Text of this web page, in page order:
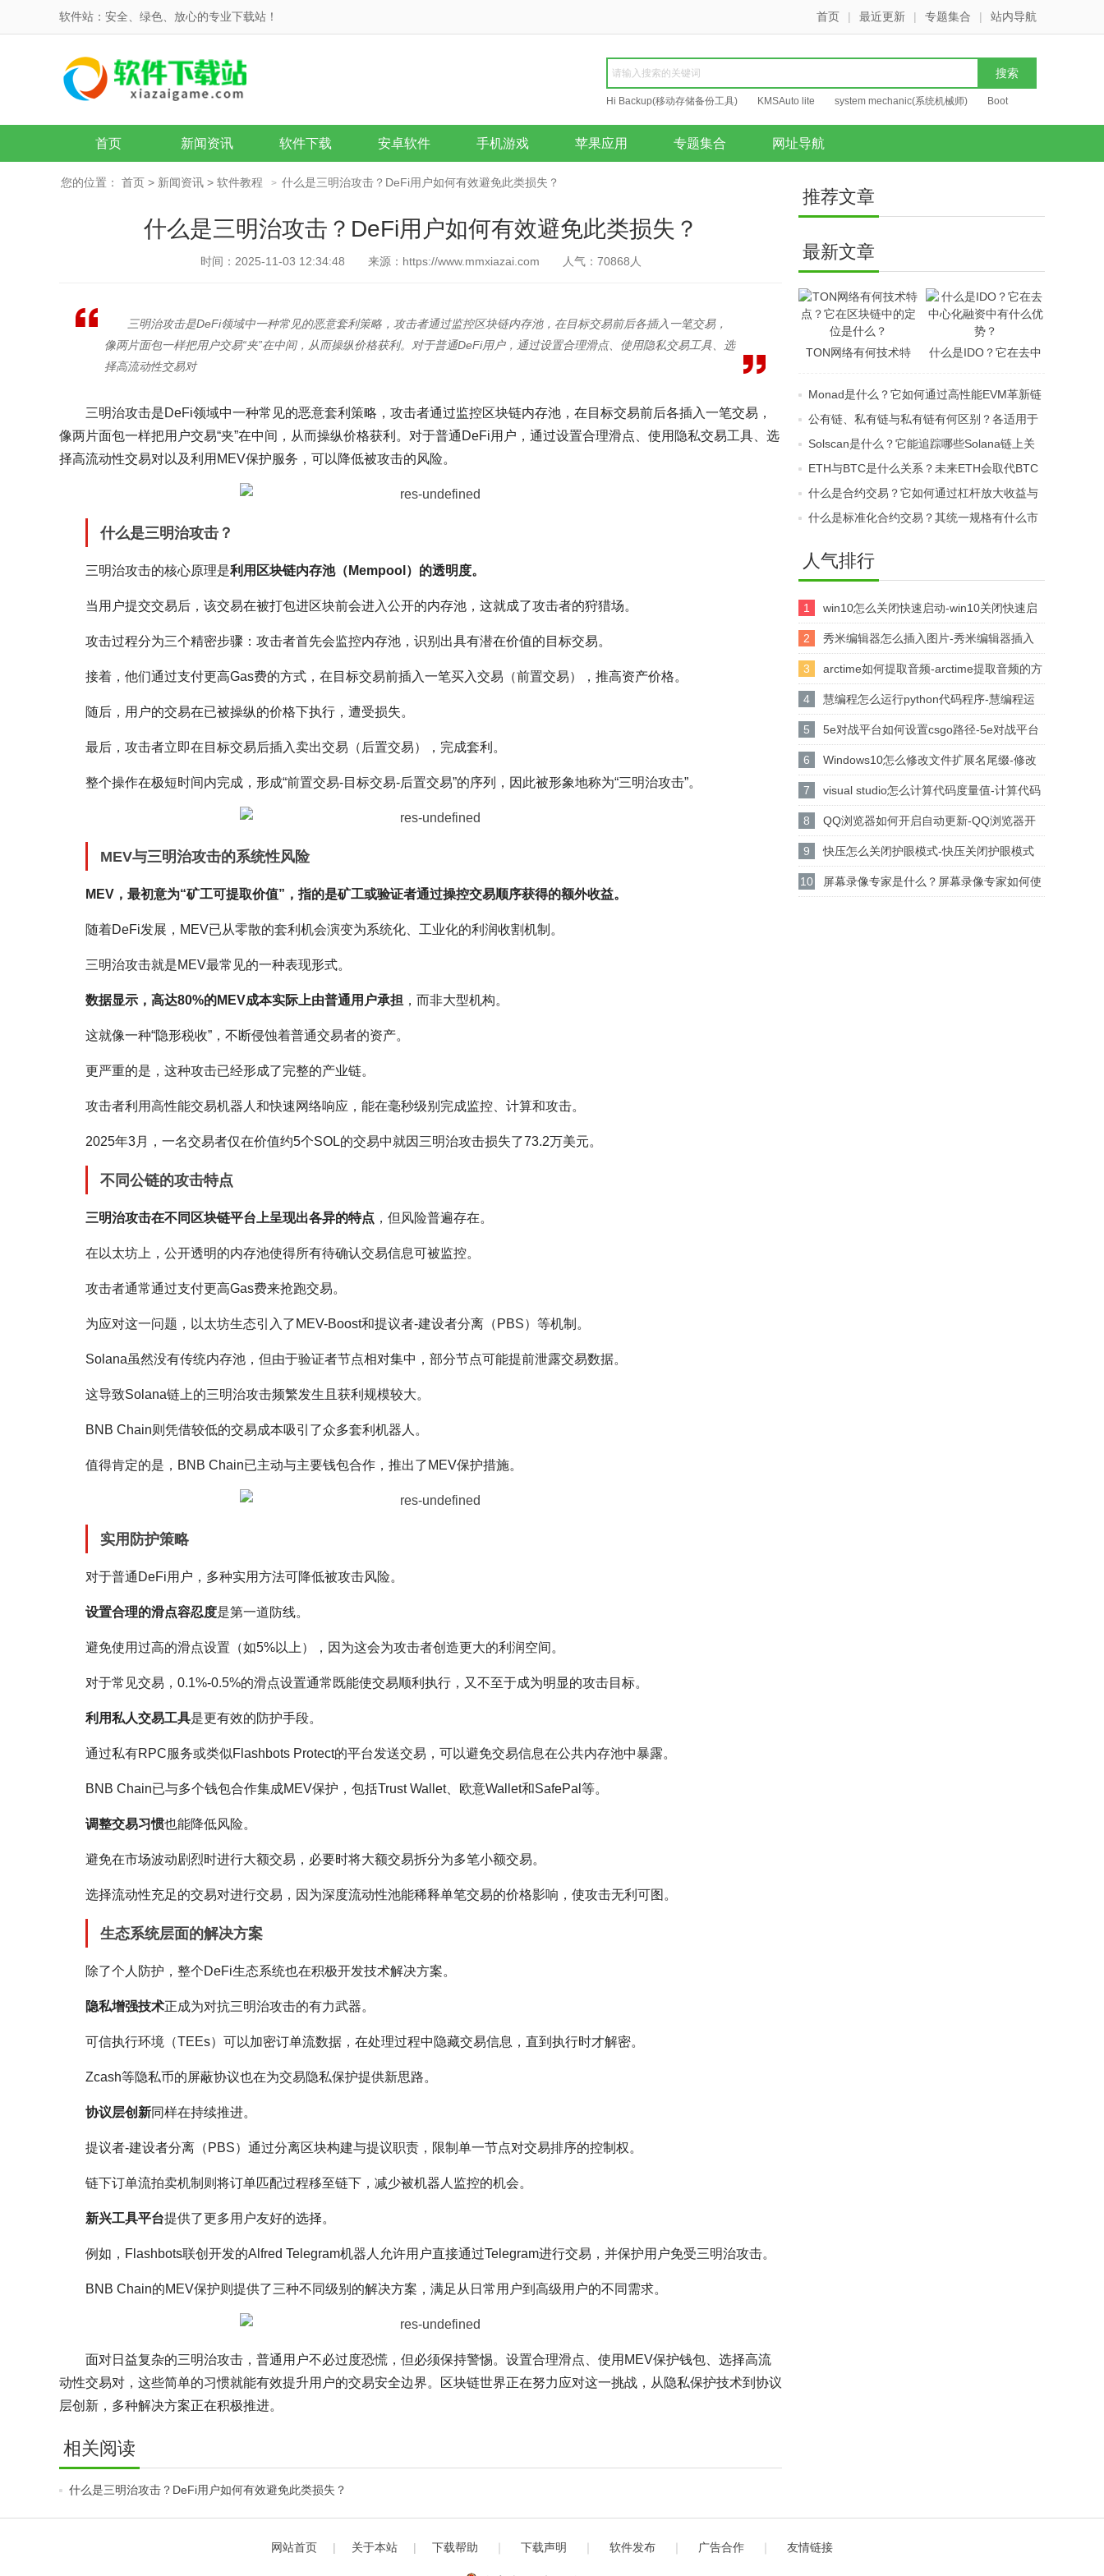
软件站：安全、绿色、放心的专业下载站！ 首页 | 最近更新 | 专题集合 | 站内导航
Hi Backup(移动存储备份工具) KMSAuto lite system mechanic(系统机械师) Boot
Repair
首页 新闻资讯 软件下载 安卓软件 手机游戏 苹果应用 专题集合 网址导航
您的位置： 首页 > 新闻资讯 > 软件教程 > 什么是三明治攻击？DeFi用户如何有效避免此类损失？
什么是三明治攻击？DeFi用户如何有效避免此类损失？
时间：2025-11-03 12:34:48 来源：https://www.mmxiazai.com 人气： 70868 人
三明治攻击是DeFi领域中一种常见的恶意套利策略，攻击者通过监控区块链内存池，在目标交易前后各插入一笔交易，
像两片面包一样把用户交易“夹”在中间，从而操纵价格获利。对于普通DeFi用户，通过设置合理滑点、使用隐私交易工具、选
择高流动性交易对
三明治攻击是DeFi领域中一种常见的恶意套利策略，攻击者通过监控区块链内存池，在目标交易前后各插入一笔交易，
像两片面包一样把用户交易“夹”在中间，从而操纵价格获利。对于普通DeFi用户，通过设置合理滑点、使用隐私交易工具、选
择高流动性交易对以及利用MEV保护服务，可以降低被攻击的风险。
什么是三明治攻击？
三明治攻击的核心原理是利用区块链内存池（Mempool）的透明度。
当用户提交交易后，该交易在被打包进区块前会进入公开的内存池，这就成了攻击者的狩猎场。
攻击过程分为三个精密步骤：攻击者首先会监控内存池，识别出具有潜在价值的目标交易。
接着，他们通过支付更高Gas费的方式，在目标交易前插入一笔买入交易（前置交易），推高资产价格。
随后，用户的交易在已被操纵的价格下执行，遭受损失。
最后，攻击者立即在目标交易后插入卖出交易（后置交易），完成套利。
整个操作在极短时间内完成，形成“前置交易-目标交易-后置交易”的序列，因此被形象地称为“三明治攻击”。
MEV与三明治攻击的系统性风险
MEV，最初意为“矿工可提取价值”，指的是矿工或验证者通过操控交易顺序获得的额外收益。
随着DeFi发展，MEV已从零散的套利机会演变为系统化、工业化的利润收割机制。
三明治攻击就是MEV最常见的一种表现形式。
数据显示，高达80%的MEV成本实际上由普通用户承担 ，而非大型机构。
这就像一种“隐形税收”，不断侵蚀着普通交易者的资产。
更严重的是，这种攻击已经形成了完整的产业链。
攻击者利用高性能交易机器人和快速网络响应，能在毫秒级别完成监控、计算和攻击。
2025年3月，一名交易者仅在价值约5个SOL的交易中就因三明治攻击损失了73.2万美元。
不同公链的攻击特点
三明治攻击在不同区块链平台上呈现出各异的特点 ，但风险普遍存在。
在以太坊上，公开透明的内存池使得所有待确认交易信息可被监控。
攻击者通常通过支付更高Gas费来抢跑交易。
为应对这一问题，以太坊生态引入了MEV-Boost和提议者-建设者分离（PBS）等机制。
Solana虽然没有传统内存池，但由于验证者节点相对集中，部分节点可能提前泄露交易数据。
这导致Solana链上的三明治攻击频繁发生且获利规模较大。
BNB Chain则凭借较低的交易成本吸引了众多套利机器人。
值得肯定的是，BNB Chain已主动与主要钱包合作，推出了MEV保护措施。
实用防护策略
对于普通DeFi用户，多种实用方法可降低被攻击风险。
设置合理的滑点容忍度是第一道防线。
避免使用过高的滑点设置（如5%以上），因为这会为攻击者创造更大的利润空间。
对于常见交易，0.1%-0.5%的滑点设置通常既能使交易顺利执行，又不至于成为明显的攻击目标。
利用私人交易工具是更有效的防护手段。
通过私有RPC服务或类似Flashbots Protect的平台发送交易，可以避免交易信息在公共内存池中暴露。
BNB Chain已与多个钱包合作集成MEV保护，包括Trust Wallet、欧意Wallet和SafePal等。
调整交易习惯也能降低风险。
避免在市场波动剧烈时进行大额交易，必要时将大额交易拆分为多笔小额交易。
选择流动性充足的交易对进行交易，因为深度流动性池能稀释单笔交易的价格影响，使攻击无利可图。
生态系统层面的解决方案
除了个人防护，整个DeFi生态系统也在积极开发技术解决方案。
隐私增强技术正成为对抗三明治攻击的有力武器。
可信执行环境（TEEs）可以加密订单流数据，在处理过程中隐藏交易信息，直到执行时才解密。
Zcash等隐私币的屏蔽协议也在为交易隐私保护提供新思路。
协议层创新同样在持续推进。
提议者-建设者分离（PBS）通过分离区块构建与提议职责，限制单一节点对交易排序的控制权。
链下订单流拍卖机制则将订单匹配过程移至链下，减少被机器人监控的机会。
新兴工具平台提供了更多用户友好的选择。
例如，Flashbots联创开发的Alfred Telegram机器人允许用户直接通过Telegram进行交易，并保护用户免受三明治攻击。
BNB Chain的MEV保护则提供了三种不同级别的解决方案，满足从日常用户到高级用户的不同需求。
面对日益复杂的三明治攻击，普通用户不必过度恐慌，但必须保持警惕。设置合理滑点、使用MEV保护钱包、选择高流
动性交易对，这些简单的习惯就能有效提升用户的交易安全边界。区块链世界正在努力应对这一挑战，从隐私保护技术到协议
层创新，多种解决方案正在积极推进。
相关阅读
什么是三明治攻击？DeFi用户如何有效避免此类损失？
推荐文章
最新文章
TON网络有何技术特
位是什么？
什么是IDO？它在去中
势？
Monad是什么？它如何通过高性能EVM革新链
游？公有链、私有链与私有链有何区别？各适用于
哪些应用场景？
Solscan是什么？它能追踪哪些Solana链上关
键信息？
ETH与BTC是什么关系？未来ETH会取代BTC
的地位吗？
什么是合约交易？它如何通过杠杆放大收益与
风险？
什么是标准化合约交易？其统一规格有什么市
人气排行
1 win10怎么关闭快速启动-win10关闭快速启
动的方法
2 秀米编辑器怎么插入图片-秀米编辑器插入
图片的方法
3 arctime如何提取音频-arctime提取音频的方
法介绍
4 慧编程怎么运行python代码程序-慧编程运
行python代码程序的方法
5 5e对战平台如何设置csgo路径-5e对战平台
设置csgo路径的方法
6 Windows10怎么修改文件扩展名尾缀-修改
文件扩展名尾缀方法
7 visual studio怎么计算代码度量值-计算代码
度量值方法
8 QQ浏览器如何开启自动更新-QQ浏览器开
启自动更新的方法
9 快压怎么关闭护眼模式-快压关闭护眼模式
的方法介绍
10 屏幕录像专家是什么？屏幕录像专家如何使
网站首页 | 关于本站 | 下载帮助 下载声明 软件发布 广告合作 友情链接